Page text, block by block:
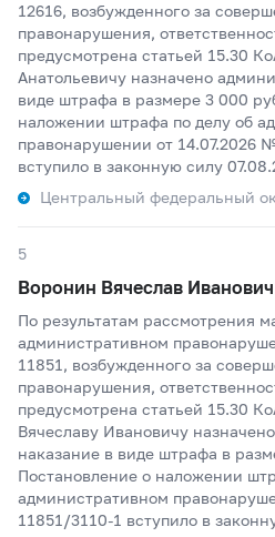
12616, возбужденного за
правонарушения,
предусмотрена статьей 15.30
Анатольевичу назначено
виде штрафа в размере 3 000
наложении штрафа по делу об
правонарушении от 14.07.2026
вступило в законную силу
Центральный федеральный
5
Воронин Вячеслав Иванович
По результатам рассмотрения
административном
11851, возбужденного за
правонарушения,
предусмотрена статьей 15.30
Вячеславу Ивановичу
наказание в виде штрафа в
Постановление о наложении
административном
11851/3110-1 вступило в